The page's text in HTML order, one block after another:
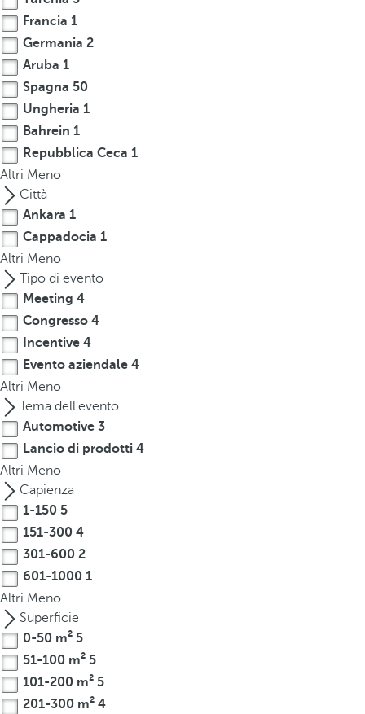
r
o
w
k
e
y
o
n
a
v
i
g
a
t
e
t
o
t
h
e
f
i
r
s
t
o
p
t
i
o
n
o
t
h
Francia 1
Germania 2
Aruba 1
Spagna 50
Ungheria 1
Bahrein 1
Repubblica Ceca 1
Altri Meno
Città
Ankara 1
Cappadocia 1
Altri Meno
Tipo di evento
Meeting 4
Congresso 4
Incentive 4
Evento aziendale 4
Altri Meno
Tema dell'evento
Automotive 3
Lancio di prodotti 4
Altri Meno
Capienza
1-150 5
151-300 4
301-600 2
601-1000 1
Altri Meno
Superficie
0-50 m² 5
51-100 m² 5
101-200 m² 5
201-300 m² 4